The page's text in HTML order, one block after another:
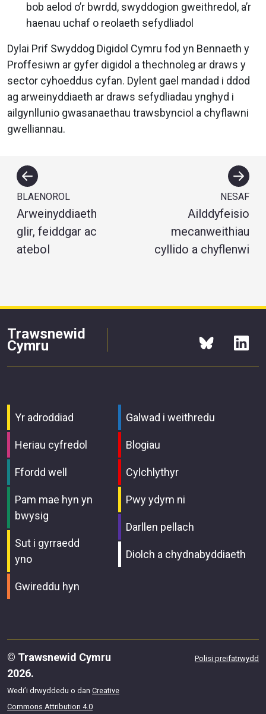
bob aelod o’r bwrdd, swyddogion gweithredol, a’r
haenau uchaf o reolaeth sefydliadol
Dylai Prif Swyddog Digidol Cymru fod yn Bennaeth y
Proffesiwn ar gyfer digidol a thechnoleg ar draws y
sector cyhoeddus cyfan. Dylent gael mandad i ddod
ag arweinyddiaeth ar draws sefydliadau ynghyd i
ailgynllunio gwasanaethau trawsbynciol a chyflawni
gwelliannau.
BLAENOROL
Arweinyddiaeth
glir, feiddgar ac
atebol
NESAF
Ailddyfeisio
mecanweithiau
cyllido a chyflenwi
Trawsnewid
Cymru
Yr adroddiad
Heriau cyfredol
Ffordd well
Pam mae hyn yn
bwysig
Sut i gyrraedd
yno
Gwireddu hyn
Galwad i weithredu
Blogiau
Cylchlythyr
Pwy ydym ni
Darllen pellach
Diolch a chydnabyddiaeth
© Trawsnewid Cymru
2026.
Wedi’i drwyddedu o dan Creative
Commons Attribution 4.0
Polisi preifatrwydd